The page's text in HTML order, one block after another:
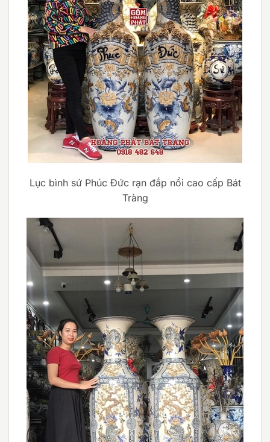
Lục bình sứ Phúc Đức rạn đắp nổi cao cấp Bát
Tràng